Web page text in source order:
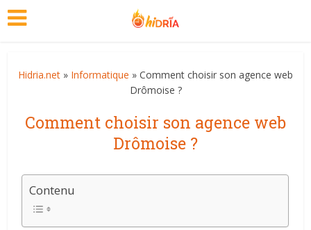
Hidria.net » Informatique » Comment choisir son agence web
Drômoise ?
Comment choisir son agence web
Drômoise ?
Contenu